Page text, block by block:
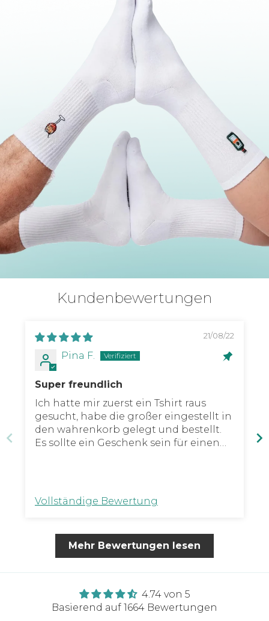
Kundenbewertungen
21/08/22
Pina F.
Super freundlich
Ich hatte mir zuerst ein Tshirt raus
gesucht, habe die großer eingestellt in
den wahrenkorb gelegt und bestellt.
Es sollte ein Geschenk sein für einen
dem fashion team sofort eine Email
geschrieben, ob sie eventuell meine
ein Männer Schnitt hat. Ich habe ich
wenigen Minuten eine Rückmeldung
bekommen, mit sehr freundlichem
Text, dass sie gerne meine Bestellung
bearbeiten und das überhaupt kein
Problem ist. Ich habe anschließen
auch eine Bestätigungs Email für
Vollständige Bewertung
Mehr Bewertungen lesen
4.74 von 5
Basierend auf 1664 Bewertungen